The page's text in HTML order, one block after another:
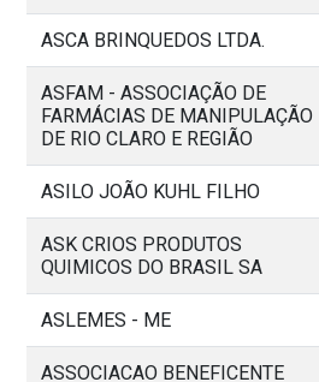
ASCA BRINQUEDOS LTDA.
ASFAM - ASSOCIAÇÃO DE
FARMÁCIAS DE MANIPULAÇÃO
DE RIO CLARO E REGIÃO
ASILO JOÃO KUHL FILHO
ASK CRIOS PRODUTOS
QUIMICOS DO BRASIL SA
ASLEMES - ME
ASSOCIACAO BENEFICENTE